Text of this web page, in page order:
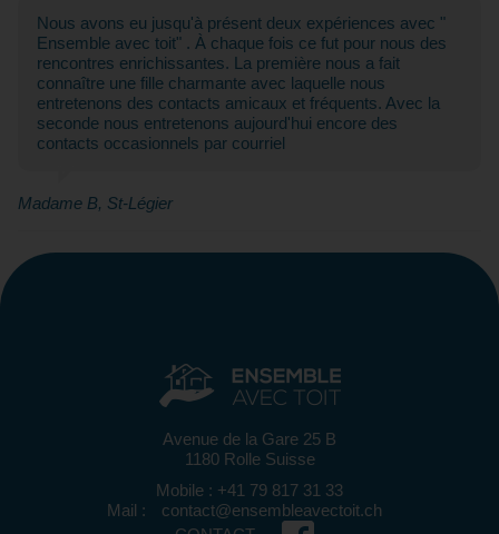
Nous avons eu jusqu'à présent deux expériences avec "
Ensemble avec toit" . À chaque fois ce fut pour nous des
rencontres enrichissantes. La première nous a fait
connaître une fille charmante avec laquelle nous
entretenons des contacts amicaux et fréquents. Avec la
seconde nous entretenons aujourd'hui encore des
contacts occasionnels par courriel
Madame B, St-Légier
Avenue de la Gare 25 B
1180 Rolle Suisse
Mobile : +41 79 817 31 33
Mail :
contact@ensembleavectoit.ch